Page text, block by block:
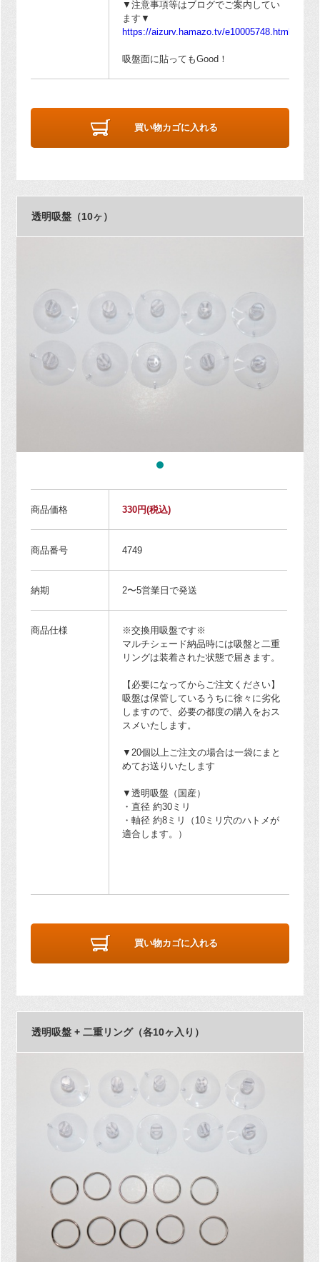
▼注意事項等はブログでご案内してい
ます▼
https://aizurv.hamazo.tv/e10005748.html
吸盤面に貼ってもGood！
買い物カゴに入れる
透明吸盤（10ヶ）
商品価格 330円(税込)
商品番号 4749
納期 2〜5営業日で発送
商品仕様
※交換用吸盤です※
マルチシェード納品時には吸盤と二重
リングは装着された状態で届きます。
【必要になってからご注文ください】
吸盤は保管しているうちに徐々に劣化
しますので、必要の都度の購入をおス
スメいたします。
▼20個以上ご注文の場合は一袋にまと
めてお送りいたします
▼透明吸盤（国産）
・直径 約30ミリ
・軸径 約8ミリ（10ミリ穴のハトメが
適合します。）
買い物カゴに入れる
透明吸盤 + 二重リング（各10ヶ入り）